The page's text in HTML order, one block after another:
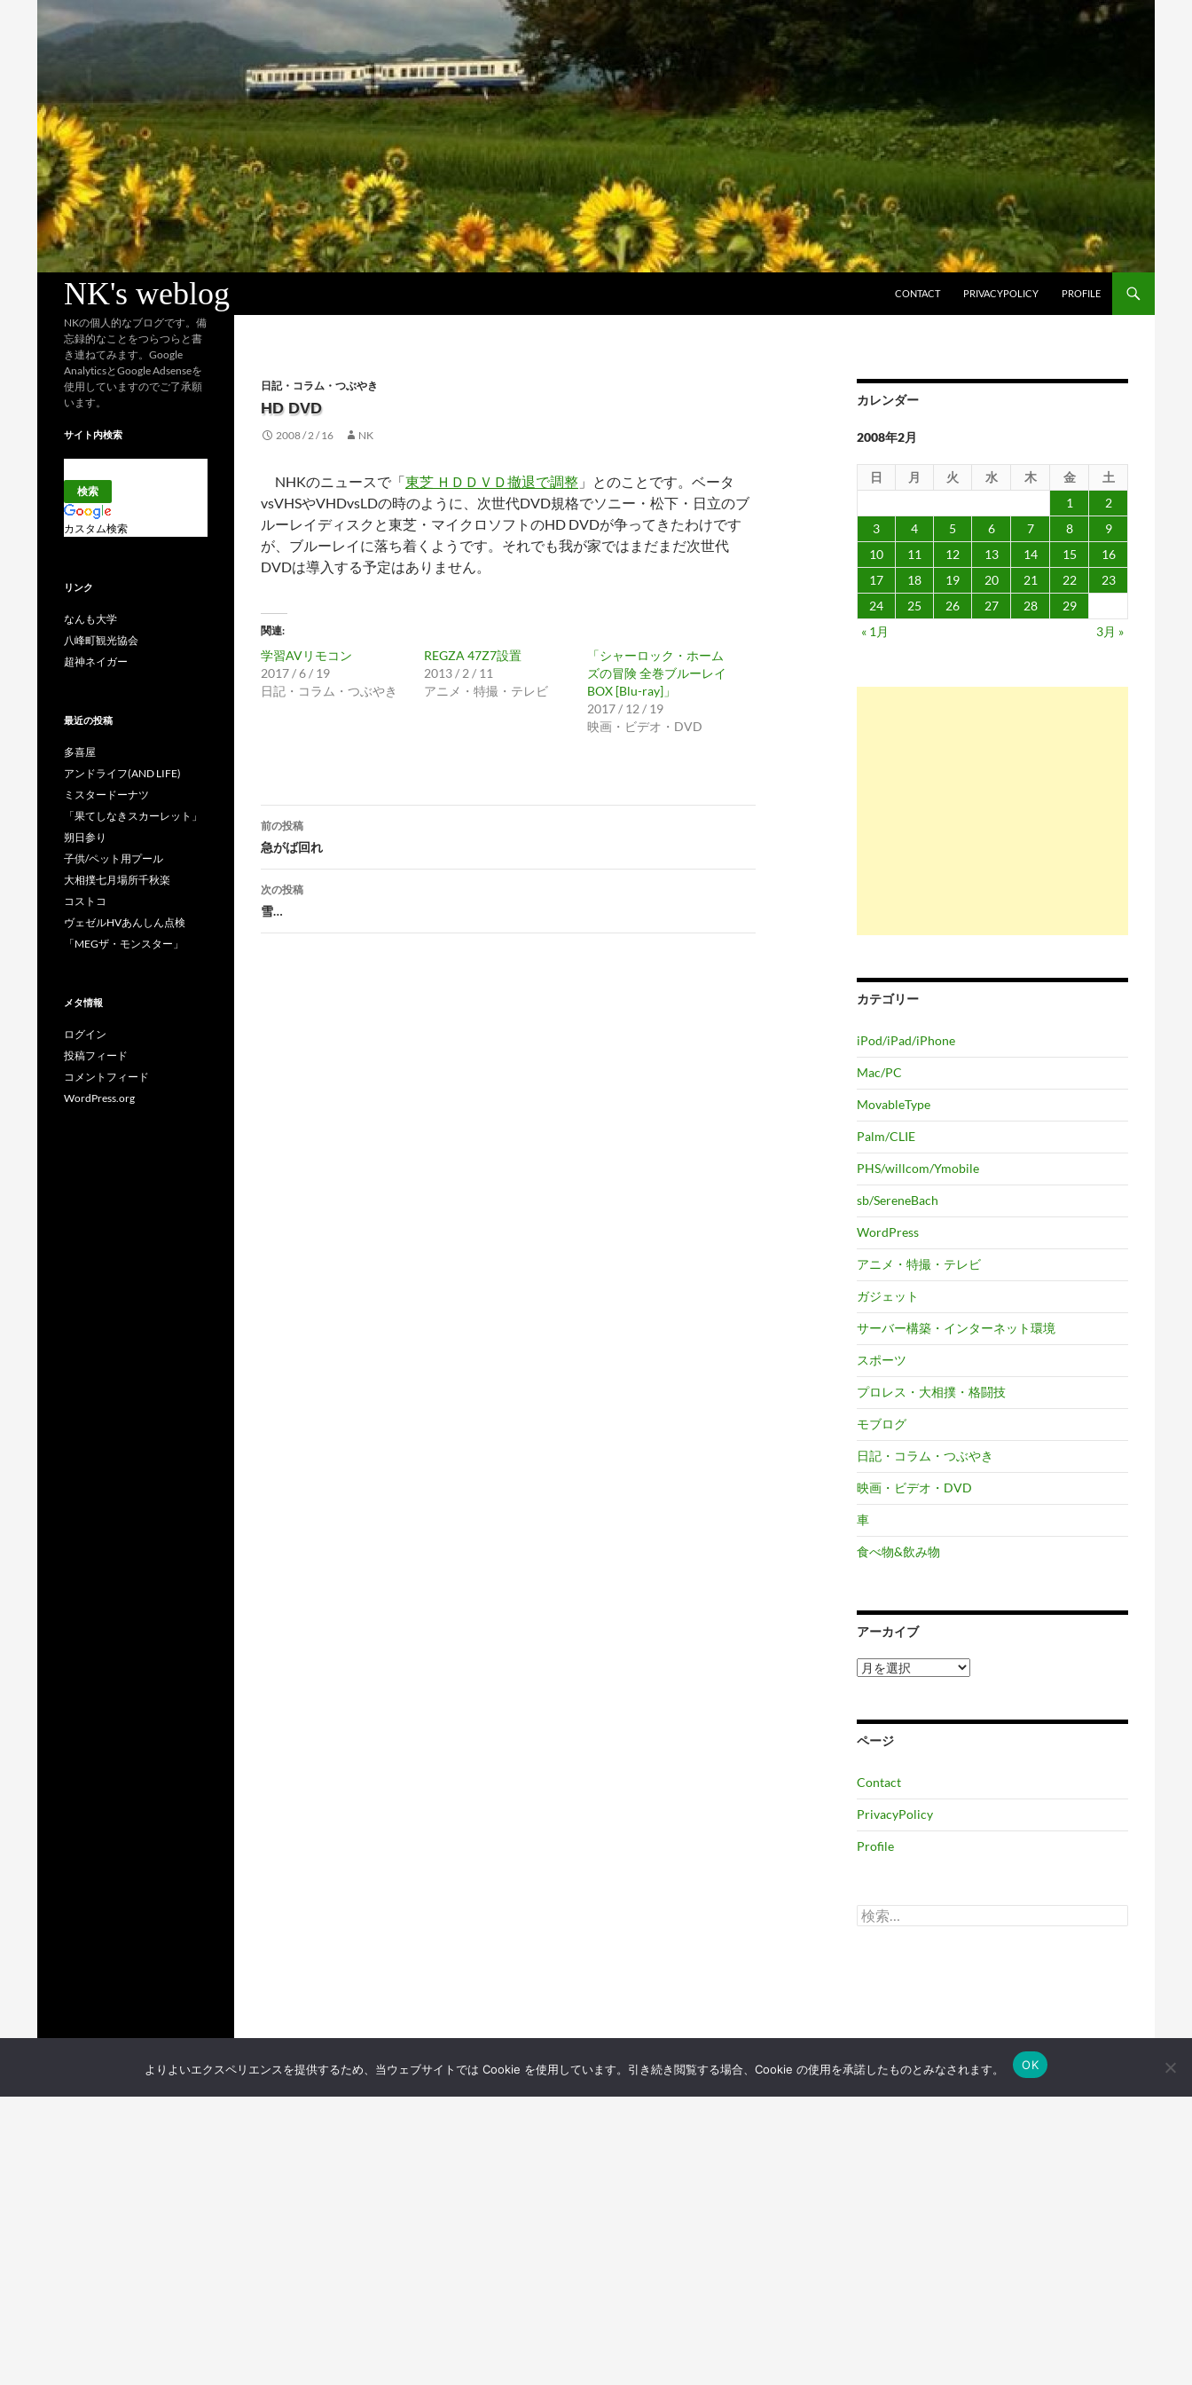
NK's weblog
CONTACT
PRIVACYPOLICY PROFILE
日記・コラム・つぶやき
HD DVD
2008 / 2 / 16 NK
NHKのニュースで「東芝 ＨＤＤＶＤ撤退で調整 」とのことです。ベータ
vsVHSやVHDvsLDの時のように、次世代DVD規格でソニー・松下・日立のブ
ルーレイディスクと東芝・マイクロソフトのHD DVDが争ってきたわけです
が、ブルーレイに落ち着くようです。それでも我が家ではまだまだ次世代
DVDは導入する予定はありません。
関連
学習AVリモコン
2017 / 6 / 19
日記・コラム・つぶやき
REGZA 47Z7設置
2013 / 2 / 11
アニメ・特撮・テレビ
「シャーロック・ホーム
ズの冒険 全巻ブルーレイ
BOX [Blu-ray]」
2017 / 12 / 19
映画・ビデオ・DVD
投
稿
ナ
ビ
ゲ
前の投稿
急がば回れ
次の投稿
雪…
カレンダー
2008年2月
日 月 火 水 木 金
土
1
2
3
4 5 6 7 8
9
10
11 12 13 14 15
16
17
18 19 20 21 22
23
24
25 26 27 28
29
« 1月
3月 »
カテゴリー
iPod/iPad/iPhone
Mac/PC
MovableType
Palm/CLIE
PHS/willcom/Ymobile
sb/SereneBach
WordPress
アニメ・特撮・テレビ
ガジェット
サーバー構築・インターネット環境
スポーツ
プロレス・大相撲・格闘技
モブログ
日記・コラム・つぶやき
映画・ビデオ・DVD
車
食べ物&飲み物
アーカイブ
ア
ー
ブ
ページ
Contact
PrivacyPolicy
Profile
検
索:
NKの個人的なブログです。備
忘録的なことをつらつらと書
き連ねてみます。Google
AnalyticsとGoogle Adsenseを
使用していますのでご了承願
います。
サイト内検索
カスタム検索
リンク
なんも大学
八峰町観光協会
超神ネイガー
最近の投稿
多喜屋
アンドライフ(AND LIFE)
ミスタードーナツ
「果てしなきスカーレット」
朔日参り
子供/ペット用プール
大相撲七月場所千秋楽
コストコ
ヴェゼルHVあんしん点検
「MEGザ・モンスター」
メタ情報
ログイン
投稿フィード
コメントフィード
WordPress.org
よりよいエクスペリエンスを提供するため、当ウェブサイトでは Cookie を使用しています。引き続き閲覧する場合、Cookie の使用を承諾したものとみなされます。 OK